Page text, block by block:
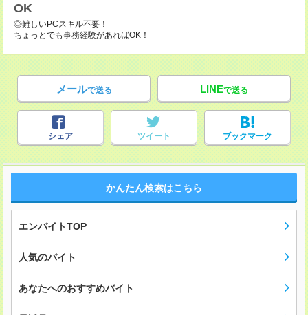
OK
◎難しいPCスキル不要！
ちょっとでも事務経験があればOK！
メールで送る LINEで送る
シェア ツイート ブックマーク
かんたん検索はこちら
エンバイトTOP
人気のバイト
あなたへのおすすめバイト